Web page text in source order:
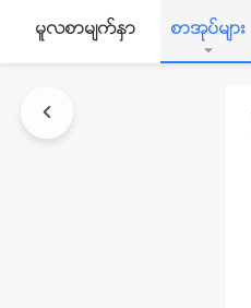
မူလစာမ်က္ႏွာ စာအုပ္မ်ား